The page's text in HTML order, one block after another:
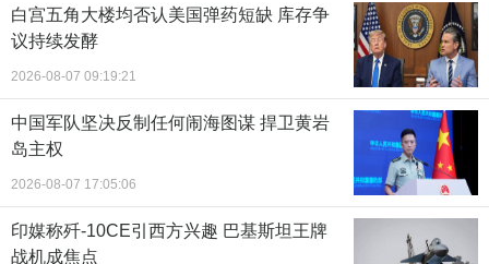
白宫五角大楼均否认美国弹药短缺 库存争
议持续发酵
2026-08-07 09:19:21
中国军队坚决反制任何闹海图谋 捍卫黄岩
岛主权
2026-08-07 17:05:06
印媒称歼-10CE引西方兴趣 巴基斯坦王牌
战机成焦点